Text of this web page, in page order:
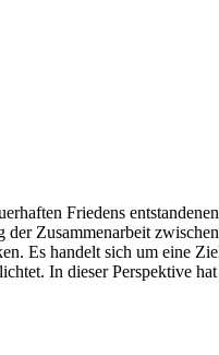
Friedens
Zusammenarbeit
Es handelt sich um eine
In dieser Perspektive